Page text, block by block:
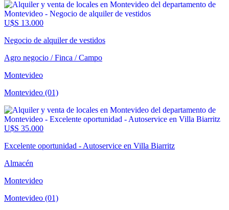
U$S 13.000
Negocio de alquiler de vestidos
Agro negocio / Finca / Campo
Montevideo
Montevideo (01)
U$S 35.000
Excelente oportunidad - Autoservice en Villa Biarritz
Almacén
Montevideo
Montevideo (01)